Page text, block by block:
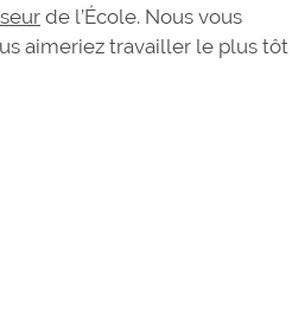
de l’École. Nous vous
aimeriez travailler le plus